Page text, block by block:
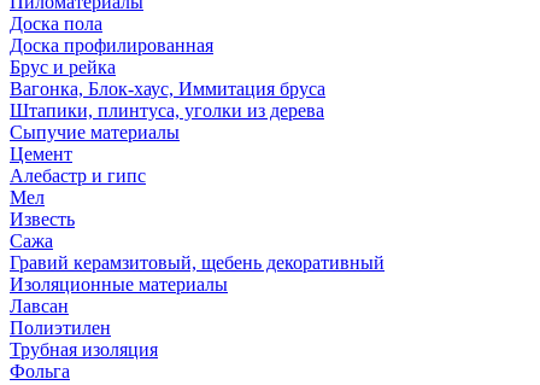
Доска пола
Доска профилированная
Брус и рейка
Вагонка, Блок-хаус, Иммитация бруса
Штапики, плинтуса, уголки из дерева
Сыпучие материалы
Цемент
Алебастр и гипс
Мел
Известь
Сажа
Гравий керамзитовый, щебень декоративный
Изоляционные материалы
Лавсан
Полиэтилен
Трубная изоляция
Фольга